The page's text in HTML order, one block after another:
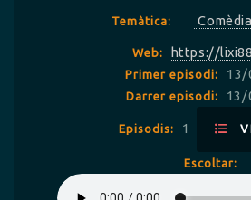
Temàtica: Comèdia
Web: https://
Primer episodi: 13/
Darrer episodi: 13/
Episodis: 1
Escoltar: